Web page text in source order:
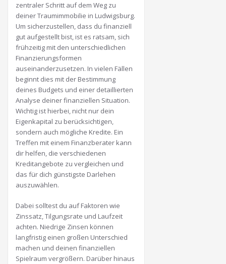
zentraler Schritt auf dem Weg zu
deiner Traumimmobilie in Ludwigsburg.
Um sicherzustellen, dass du finanziell
gut aufgestellt bist, ist es ratsam, sich
frühzeitig mit den unterschiedlichen
Finanzierungsformen
auseinanderzusetzen. In vielen Fällen
beginnt dies mit der Bestimmung
deines Budgets und einer detaillierten
Analyse deiner finanziellen Situation.
Wichtig ist hierbei, nicht nur dein
Eigenkapital zu berücksichtigen,
sondern auch mögliche Kredite. Ein
Treffen mit einem Finanzberater kann
dir helfen, die verschiedenen
Kreditangebote zu vergleichen und
das für dich günstigste Darlehen
auszuwählen.
Dabei solltest du auf Faktoren wie
Zinssatz, Tilgungsrate und Laufzeit
achten. Niedrige Zinsen können
langfristig einen großen Unterschied
machen und deinen finanziellen
Spielraum vergrößern. Darüber hinaus